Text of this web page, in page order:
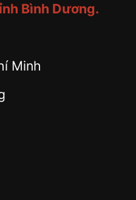
Bình Dương.
Minh